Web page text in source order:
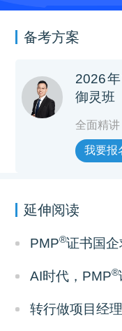
备考方案
2026
御灵班
全面精讲
我要报
延伸阅读
PMP®证书国企
AI时代，PMP®
转行做项目经